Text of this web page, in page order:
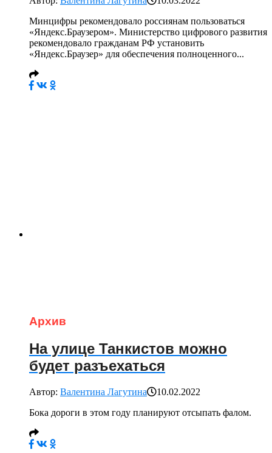
Минцифры рекомендовало россиянам пользоваться
«Яндекс.Браузером». Министерство цифрового развития
рекомендовало гражданам РФ установить
«Яндекс.Браузер» для обеспечения полноценного...
Архив
На улице Танкистов можно
будет разъехаться
Автор: Валентина Лагутина
10.02.2022
Бока дороги в этом году планируют отсыпать фалом.